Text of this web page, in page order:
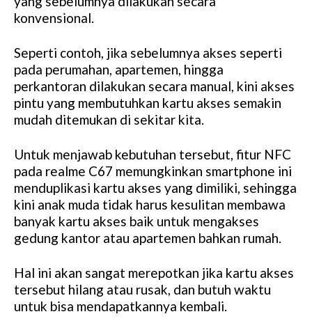
konvensional.
Seperti contoh, jika sebelumnya akses seperti
pada perumahan, apartemen, hingga
perkantoran dilakukan secara manual, kini akses
pintu yang membutuhkan kartu akses semakin
mudah ditemukan di sekitar kita.
Untuk menjawab kebutuhan tersebut, fitur NFC
pada realme C67 memungkinkan smartphone ini
menduplikasi kartu akses yang dimiliki, sehingga
kini anak muda tidak harus kesulitan membawa
banyak kartu akses baik untuk mengakses
gedung kantor atau apartemen bahkan rumah.
Hal ini akan sangat merepotkan jika kartu akses
tersebut hilang atau rusak, dan butuh waktu
untuk bisa mendapatkannya kembali.